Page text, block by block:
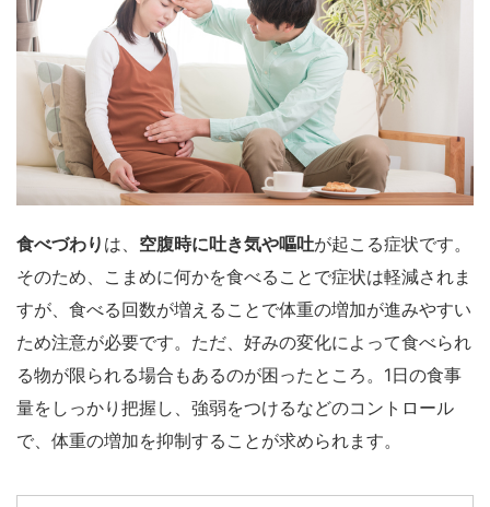
食べづわり は、 空腹時に吐き気や嘔吐が起こる症状です。
そのため、こまめに何かを食べることで症状は軽減されま
すが、食べる回数が増えることで体重の増加が進みやすい
ため注意が必要です。ただ、好みの変化によって食べられ
る物が限られる場合もあるのが困ったところ。1日の食事
量をしっかり把握し、強弱をつけるなどのコントロール
で、体重の増加を抑制することが求められます。